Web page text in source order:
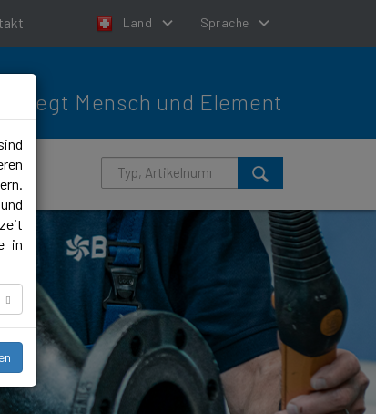
Land Sprache
Bewegt Mensch und Element
in